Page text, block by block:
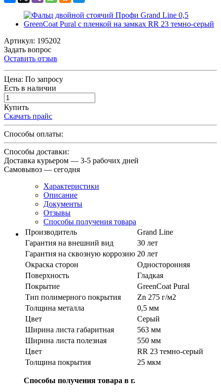
Артикул: 195202
Задать вопрос
Оставить отзыв
Цена: По запросу
Есть в наличии
Купить
Скачать прайс
Способы оплаты:
Способы доставки:
Доставка курьером — 3-5 рабочих дней
Самовывоз — сегодня
Характеристики
Описание
Документы
Отзывы
Способы получения товара
Производитель
Grand Line
Гарантия на внешний вид
30 лет
Гарантия на сквозную коррозию 20 лет
Окраска сторон
Односторонняя
Поверхность
Гладкая
Покрытие
GreenСoat Pural
Тип полимерного покрытия
Zn 275 г/м2
Толщина металла
0,5 мм
Цвет
Серый
Ширина листа габаритная
563 мм
Ширина листа полезная
550 мм
Цвет
RR 23 темно-серый
Толщина покрытия
25 мкм
Способы получения товара в г.